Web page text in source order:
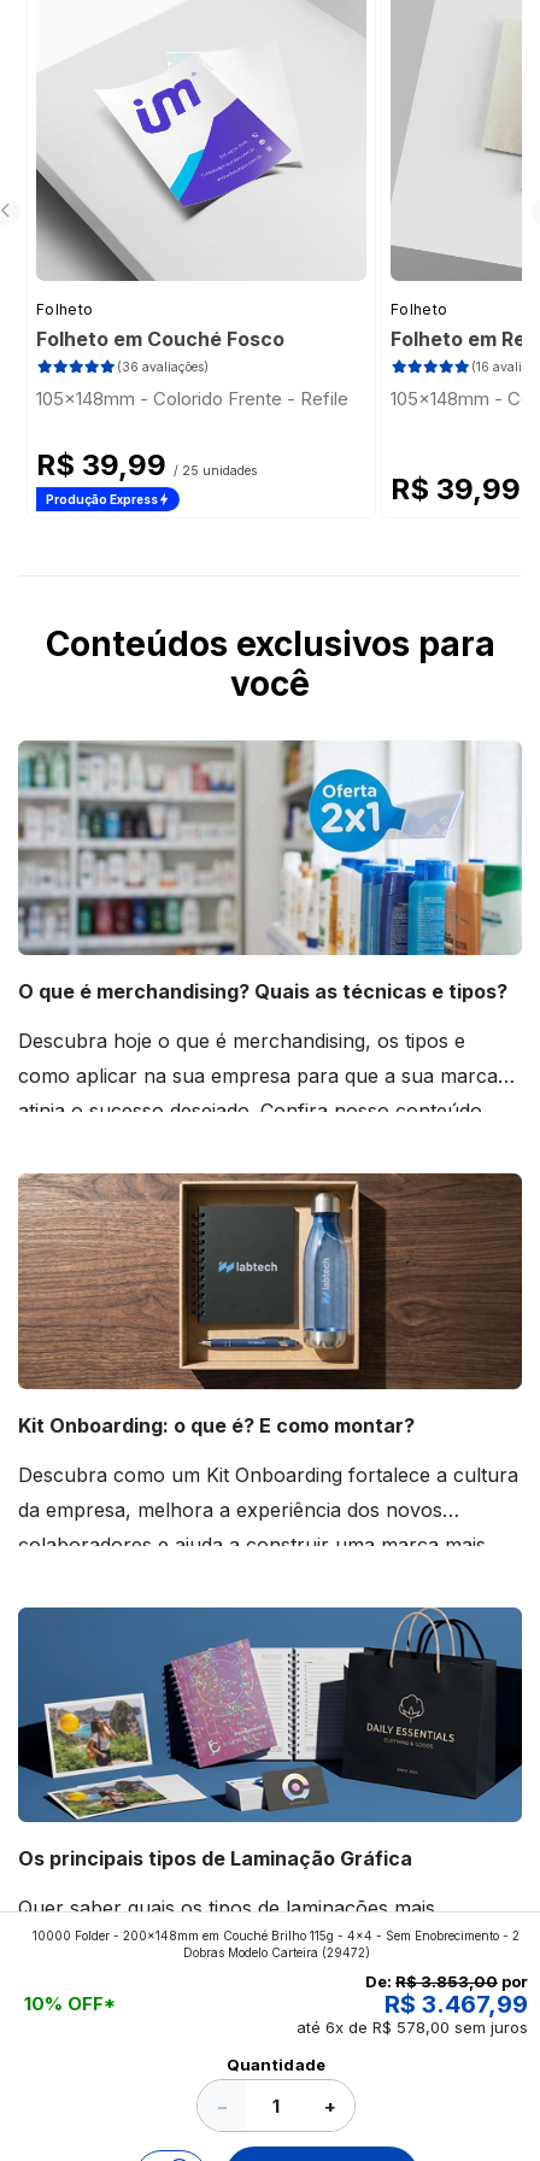
fechadas em modo de zigue-zague.
Folder com a dobra em modelo Carteira: também
possui duas dobras paralelas e são fechadas de
modo que a dobra da direita é colocada para
dentro e, logo em seguida, a parte esquerda
dobrada por cima.
Folheto
Folheto em Couché Fosco
(36 avaliações)
105x148mm - Colorido Frente - Refile
R$ 39,99 / 25 unidades
Produção Express
Folheto
Folheto em
(16
105x148mm -
R$ 39,99
Conteúdos exclusivos para
você
O que é merchandising? Quais as técnicas e tipos?
Descubra hoje o que é merchandising, os tipos e
como aplicar na sua empresa para que a sua marca
atinja o sucesso desejado. Confira nosso conteúdo
Kit Onboarding: o que é? E como montar?
Descubra como um Kit Onboarding fortalece a cultura
da empresa, melhora a experiência dos novos
colaboradores e ajuda a construir uma marca mais
Os principais tipos de Laminação Gráfica
Quer saber quais os tipos de laminações mais
aplicados nos impressos da gráfica FuturaIM? Então,
continue a leitura que vamos revelar para você!
10000 Folder - 200x148mm em Couché Brilho 115g - 4x4 - Sem Enobrecimento - 2
Dobras Modelo Carteira (29472)
10% OFF*
De: R$ 3.853,00 por
R$ 3.467,99
até 6x de R$ 578,00 sem juros
Quantidade
− +